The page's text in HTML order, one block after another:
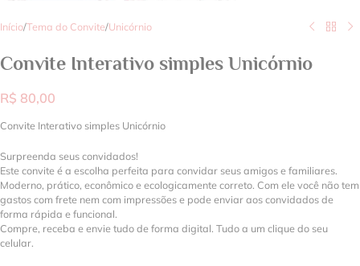
Início/Tema do Convite/Unicórnio
Convite Interativo simples Unicórnio
R$ 80,00
Convite Interativo simples Unicórnio
Surpreenda seus convidados!
Este convite é a escolha perfeita para convidar seus amigos e familiares.
Moderno, prático, econômico e ecologicamente correto. Com ele você não tem
gastos com frete nem com impressões e pode enviar aos convidados de
forma rápida e funcional.
Compre, receba e envie tudo de forma digital. Tudo a um clique do seu
celular.